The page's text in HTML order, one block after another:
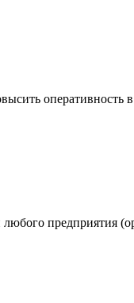
предприятия